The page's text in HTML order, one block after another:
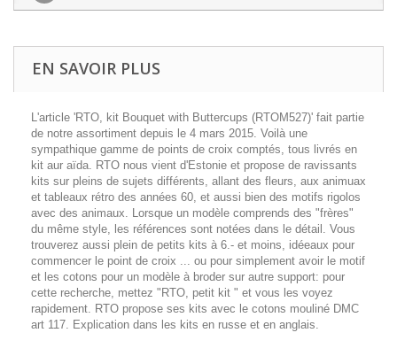
EN SAVOIR PLUS
L'article 'RTO, kit Bouquet with Buttercups (RTOM527)' fait partie
de notre assortiment depuis le 4 mars 2015. Voilà une
sympathique gamme de points de croix comptés, tous livrés en
kit aur aïda. RTO nous vient d'Estonie et propose de ravissants
kits sur pleins de sujets différents, allant des fleurs, aux animuax
et tableaux rétro des années 60, et aussi bien des motifs rigolos
avec des animaux. Lorsque un modèle comprends des "frères"
du même style, les références sont notées dans le détail. Vous
trouverez aussi plein de petits kits à 6.- et moins, idéeaux pour
commencer le point de croix ... ou pour simplement avoir le motif
et les cotons pour un modèle à broder sur autre support: pour
cette recherche, mettez "RTO, petit kit " et vous les voyez
rapidement. RTO propose ses kits avec le cotons mouliné DMC
art 117. Explication dans les kits en russe et en anglais.